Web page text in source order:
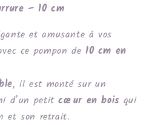
– 10 cm
et amusante à vos
ce pompon de 10 cm en
, il est monté sur un
d’un petitcœur en bois qui
et son retrait.